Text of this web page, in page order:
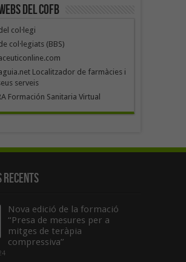
del COFB
col·legi
col·legiats (BBS)
Localitzador de farmàcies i
serveis
Formación Sanitaria Virtual
recents
Nova edició de la formació
“Presa de mesures per a
mitges de teràpia
compressiva”